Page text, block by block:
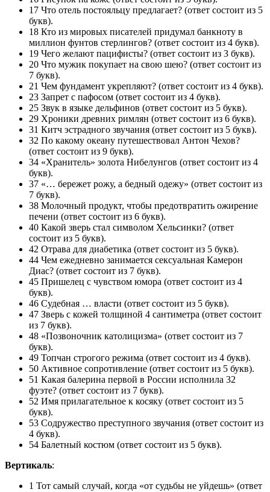
17 Что отель постояльцу предлагает? (ответ состоит из 5
букв).
18 Кто из мировых писателей придумал банкноту в
миллион фунтов стерлингов? (ответ состоит из 4 букв).
19 Чего желают пацифисты? (ответ состоит из 3 букв).
20 Что мужик покупает на свою шею? (ответ состоит из
7 букв).
21 Чем фундамент укрепляют? (ответ состоит из 4 букв).
23 Запрет с пафосом (ответ состоит из 4 букв).
25 Звук в языке дельфинов (ответ состоит из 5 букв).
29 Хроники древних римлян (ответ состоит из 6 букв).
31 Китч эстрадного звучания (ответ состоит из 5 букв).
32 По какому океану путешествовал Антон Чехов?
(ответ состоит из 9 букв).
34 «Хранитель» золота Нибелунгов (ответ состоит из 4
букв).
37 «… бережет рожу, а бедный одежу» (ответ состоит из
7 букв).
38 Молочный продукт, чтобы предотвратить ожирение
печени (ответ состоит из 6 букв).
40 Какой зверь стал символом Хельсинки? (ответ
состоит из 5 букв).
42 Отрава для диабетика (ответ состоит из 5 букв).
44 Чем ежедневно занимается сексуальная Камерон
Диас? (ответ состоит из 7 букв).
45 Пришелец с чувством юмора (ответ состоит из 4
букв).
46 Судебная … власти (ответ состоит из 5 букв).
47 Зверь с кожей толщиной 4 сантиметра (ответ состоит
из 7 букв).
48 «Позвоночник католицизма» (ответ состоит из 7
букв).
49 Топчан строгого режима (ответ состоит из 4 букв).
50 Активное сопротивление (ответ состоит из 5 букв).
51 Какая балерина первой в России исполнила 32
фуэте? (ответ состоит из 7 букв).
52 Имя прилагательное к косяку (ответ состоит из 5
букв).
53 Содружество преступного звучания (ответ состоит из
4 букв).
54 Балетный костюм (ответ состоит из 5 букв).
Вертикаль:
1 Тот самый случай, когда «от судьбы не уйдешь» (ответ